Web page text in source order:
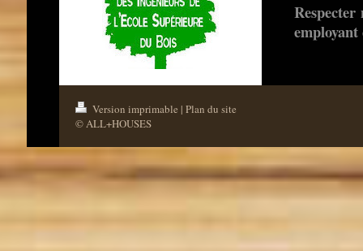
Respecter
Version imprimable | Plan du site
© ALL+HOUSES